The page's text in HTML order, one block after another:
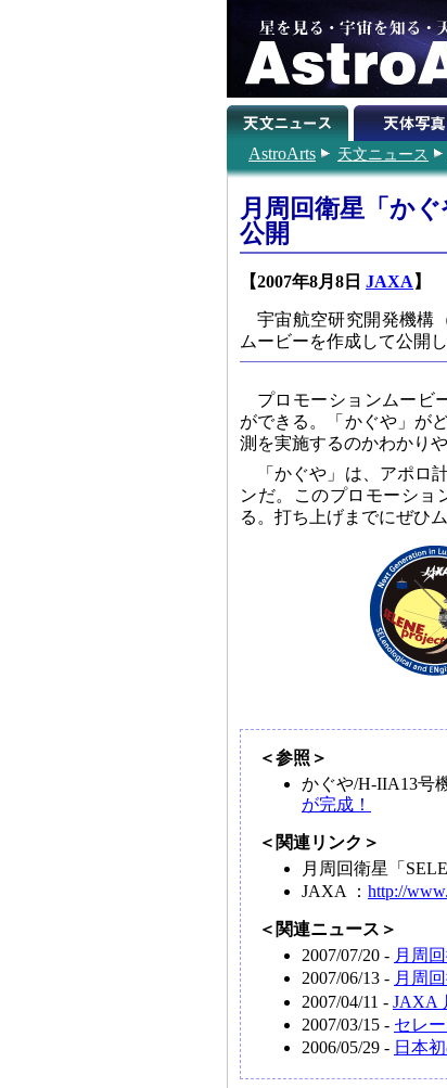
AstroArts 天文ニュース
月周回衛星「か
公開
【2007年8月8日 JAXA 】
宇宙航空研究開発機構
ムービーを作成して公開し
プロモーションムービ
ができる。「かぐや」が
測を実施するのかわかり
「かぐや」は、アポロ
ンだ。このプロモーショ
る。打ち上げまでにぜひ
＜参照＞
かぐや/H-IIA13号
が完成！
＜関連リンク＞
月周回衛星「
JAXA ： http://
＜関連ニュース＞
2007/07/20 - 月周
2007/06/13 - 月周
2007/04/11 - JAXA
2007/03/15 - セレ
2006/05/29 - 日本